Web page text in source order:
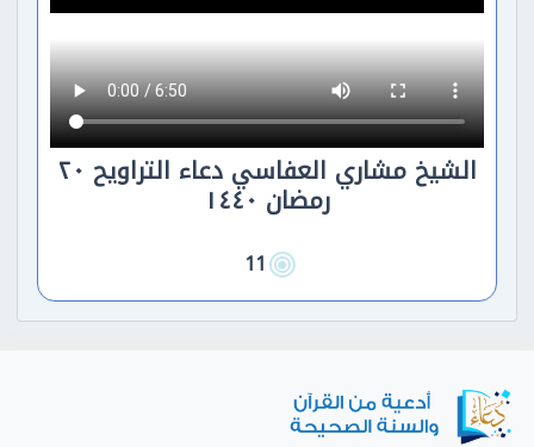
الشيخ مشاري العفاسي دعاء التراويح ٢٠
رمضان ١٤٤٠
11